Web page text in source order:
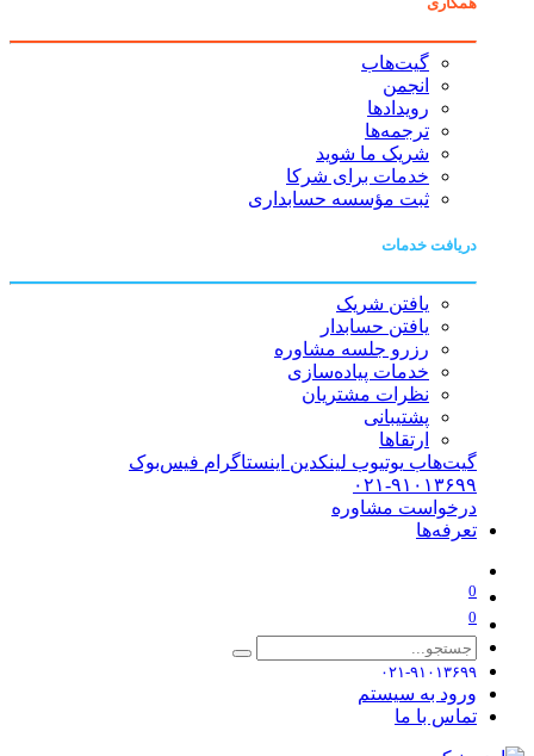
گیت‌هاب
انجمن
رویدادها
ترجمه‌ها
شریک ما شوید
خدمات برای شرکا
ثبت مؤسسه حسابداری
دریافت خدمات
یافتن شریک
یافتن حسابدار
رزرو جلسه مشاوره
خدمات پیاده‌سازی
نظرات مشتریان
پشتیبانی
ارتقاها
گیت‌هاب یوتیوب لینکدین اینستاگرام فیس‌بوک
۰۲۱-۹۱۰۱۳۶۹۹
درخواست مشاوره
تعرفه‌ها
0
0
۰۲۱-۹۱۰۱۳۶۹۹
ورود به سیستم
تماس با ما